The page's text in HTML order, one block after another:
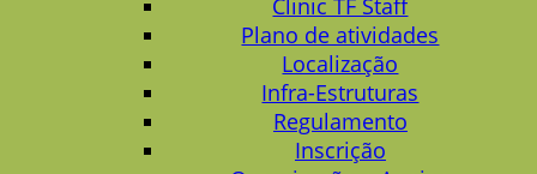
Plano de atividades
Localização
Infra-Estruturas
Regulamento
Inscrição